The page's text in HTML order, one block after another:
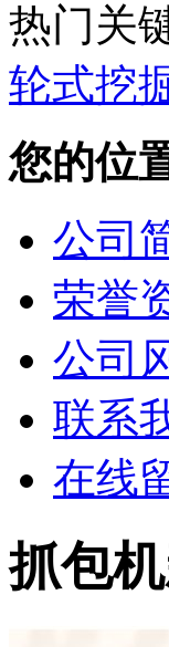
热门关
轮式挖
您的位
公司
荣誉
公司
联系
在线
抓包